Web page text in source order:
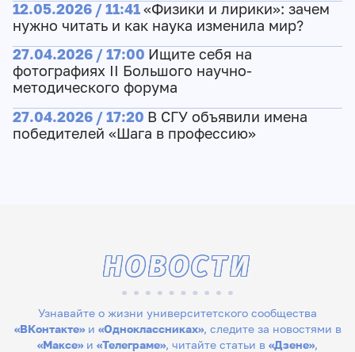
12.05.2026 / 11:41«Физики и лирики»: зачем
нужно читать и как наука изменила мир?
27.04.2026 / 17:00 Ищите себя на
фотографиях II Большого научно-
методического форума
27.04.2026 / 17:20 В СГУ объявили имена
победителей «Шага в профессию»
Узнавайте о жизни университетского сообщества
«ВКонтакте»и «Одноклассниках», следите за новостями в
«Максе» и «Телеграме», читайте статьи в «Дзене»,
НОВОСТИ